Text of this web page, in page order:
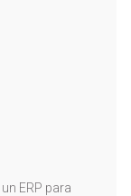
ERP para